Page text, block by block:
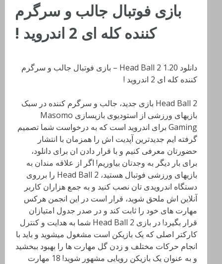
بازی فوتبال جالب و سرگرم
کننده کله ای 2 اندروید !
دانلود Head Ball 2 1.20 – بازی فوتبال جالب و سرگرم
کننده کله ای 2 اندروید !
Head Ball 2 بازی جدید، جالب و سرگرم کننده در سبک
بازیهای ورزشی از استودیوی بازیسازی Masomo
Gaming برای اندروید است که به درخواست شما تصمیم
گرفته ایم جدیدترین آپدیت اش را همزمان با انتشار
حضورتان معرفی کنیم و با قرار دادن ان برای دانلود،
برای بار دیگر به وجدتان بیاوریم! اگر از علاقه مندان به
بازیهای ورزشی فوتبال هستید، Head Ball 2 را برروی
دستگاه اندرویدی تان نصب کنید و به جمع هزاران کاربر
آنلاین اش ملحق شوید، قرار است در این انجمن هرکس
مهارت های خود را ثابت کند و در صدر جدول امتیازان
قرار بگیرد! در بازی Head Ball 2 شما به هدایت و کنترل
کارکتر اصلی که یک بازیکن است مشغول میشوید و باید با
انجام حرکات مختلف و زدن گل مهارت ها را بهبود ببخشید
و به عنوان یک بازیکن رویایی مشهور شوید! 18 مهارت